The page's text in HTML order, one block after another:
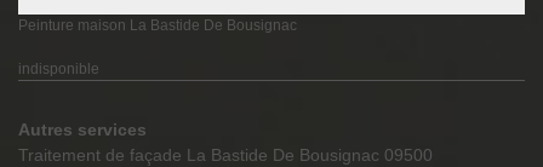
Peinture maison La Bastide De Bousignac
indisponible
Autres services
Traitement de façade La Bastide De Bousignac 09500